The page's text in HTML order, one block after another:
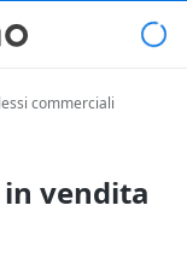
commerciali
vendita